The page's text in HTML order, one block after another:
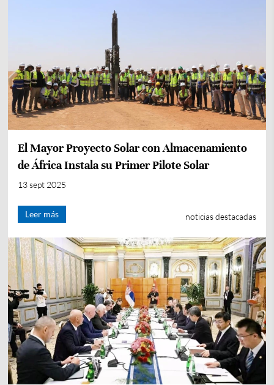
El Mayor Proyecto Solar con Almacenamiento
de África Instala su Primer Pilote Solar
13 sept 2025
Leer más noticias destacadas